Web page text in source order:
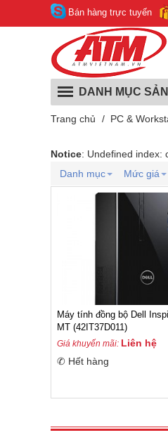
Bán hàng trực tuyến
DANH MỤC
Trang chủ / PC &
Notice: Undefined index:
Danh mục
Mức giá
Máy tính đồng bộ Dell
MT (42IT37D011)
Giá khuyến mãi: Liên hệ
✆ Hết hàng